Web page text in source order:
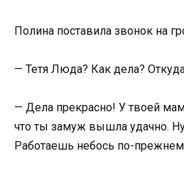
Полина поставила звонок на
— Тетя Люда? Как дела?
— Дела прекрасно! У твоей
что ты замуж вышла удачно.
Работаешь небось по-